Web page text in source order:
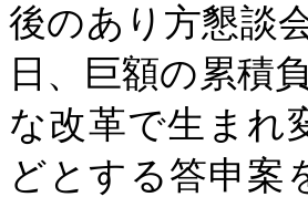
後のあり方懇談
日、巨額の累積
な改革で生まれ
どとする答申案